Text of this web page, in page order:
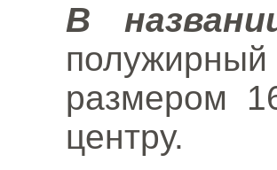
В
размером
центру.